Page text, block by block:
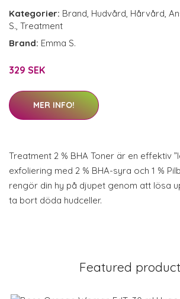
Kategorier: Brand, Hudvård, Hårvård,
S., Treatment
Brand: Emma S.
329 SEK
MER INFO!
Treatment 2 % BHA Toner är en effektiv
exfoliering med 2 % BHA-syra och 1 %
rengör din hy på djupet genom att lösa
ta bort döda hudceller.
Featured